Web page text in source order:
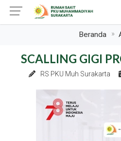
Beranda
SCALLING GIGI
RS PKU Muh Surakarta